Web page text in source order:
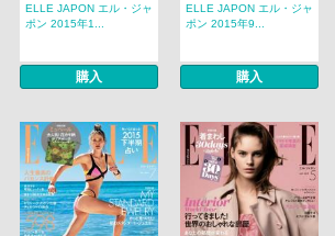
ELLE JAPON エル・ジャ
ポン 2015年1...
購入
ELLE JAPON エル・ジャ
ポン 2015年9...
購入